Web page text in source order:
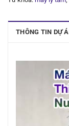
THÔNG TIN DỰ